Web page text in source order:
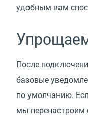
удобным вам
После
базовые
по умолчанию.
мы перенастроим